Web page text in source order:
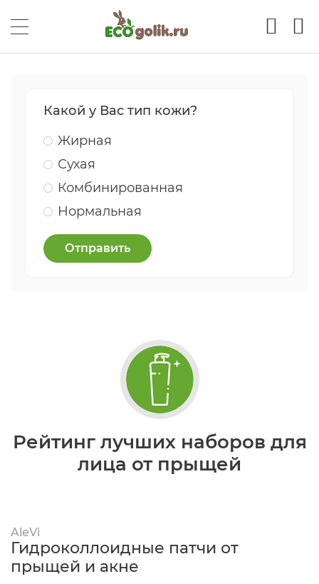
Какой у Вас тип кожи?
Жирная
Сухая
Комбинированная
Нормальная
Отправить
Рейтинг лучших наборов для
лица от прыщей
AleVi
Гидроколлоидные патчи от
прыщей и акне